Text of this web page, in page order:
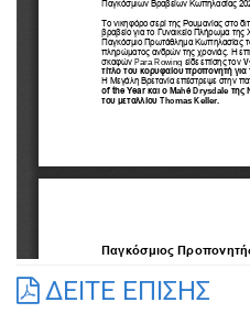
ΔΕΙΤΕ ΕΠΙΣΗΣ